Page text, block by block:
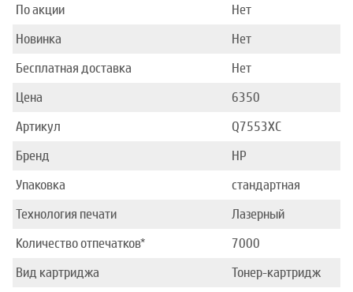
По акции
Нет
Новинка
Нет
Бесплатная доставка
Нет
Цена
6350
Артикул
Q7553XC
Бренд
HP
Упаковка
стандартная
Технология печати
Лазерный
Количество отпечатков*
7000
Вид картриджа
Тонер-картридж